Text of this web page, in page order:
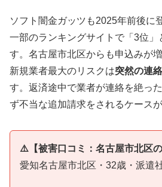
ソフト闇金ガッツも2025年前後に
一部のランキングサイトで「3位」
す。名古屋市北区からも申込みが
新規業者最大のリスクは突然の連
す。返済途中で業者が連絡を絶っ
ず不当な追加請求をされるケース
⚠️【被害口コミ：名古屋市北区の
愛知名古屋市北区・32歳・派遣